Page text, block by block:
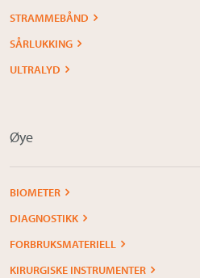
STRAMMEBÅND
SÅRLUKKING
ULTRALYD
Øye
BIOMETER
DIAGNOSTIKK
FORBRUKSMATERIELL
KIRURGISKE INSTRUMENTER